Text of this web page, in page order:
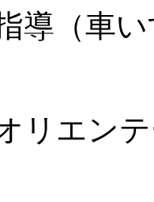
導（車
リエン